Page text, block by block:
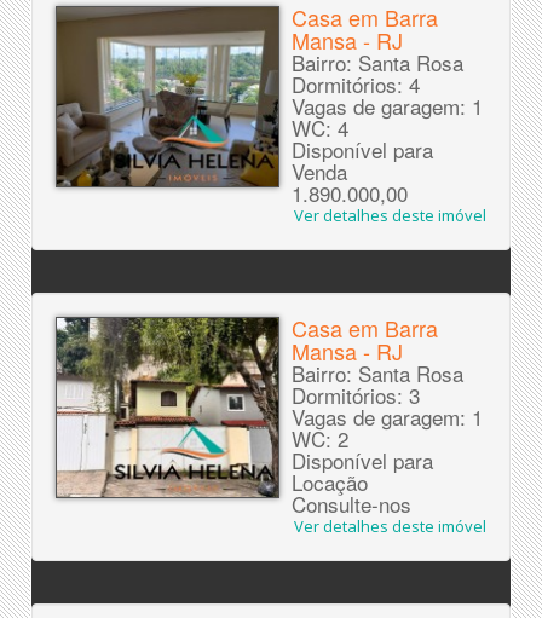
Casa em Barra
Mansa - RJ
Bairro: Santa Rosa
Dormitórios: 4
Vagas de garagem: 1
WC: 4
Disponível para
Venda
1.890.000,00
Ver detalhes deste imóvel
Casa em Barra
Mansa - RJ
Bairro: Santa Rosa
Dormitórios: 3
Vagas de garagem: 1
WC: 2
Disponível para
Locação
Consulte-nos
Ver detalhes deste imóvel